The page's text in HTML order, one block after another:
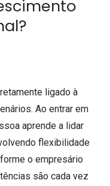
ligado à
Ao entrar em
aprende a lidar
flexibilidade
o empresário
são cada vez